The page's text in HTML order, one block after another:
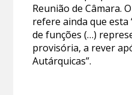
Reunião de Câmara.
refere ainda que esta
de funções (…)
provisória, a rever
Autárquicas”.